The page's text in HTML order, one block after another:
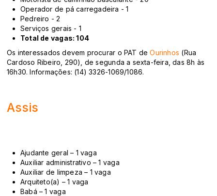
Operador de pá carregadeira - 1
Pedreiro - 2
Serviços gerais - 1
Total de vagas: 104
Os interessados devem procurar o PAT deOurinhos (Rua
Cardoso Ribeiro, 290), de segunda a sexta-feira, das 8h às
16h30. Informações: (14) 3326-1069/1086.
Assis
Ajudante geral – 1 vaga
Auxiliar administrativo – 1 vaga
Auxiliar de limpeza – 1 vaga
Arquiteto(a) – 1 vaga
Babá – 1 vaga